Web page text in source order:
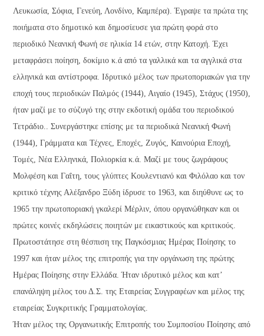
Λευκωσία, Σόφια, Γενεύη, Λονδίνο, Καμπέρα). Έγραψε τα πρώτα της
ποιήματα στο δημοτικό και δημοσίευσε για πρώτη φορά στο
περιοδικό Νεανική Φωνή σε ηλικία 14 ετών, στην Κατοχή. Έχει
μεταφράσει ποίηση, δοκίμιο κ.ά από τα γαλλικά και τα αγγλικά στα
ελληνικά και αντίστροφα. Ιδρυτικό μέλος των πρωτοποριακών για την
εποχή τους περιοδικών Παλμός (1944), Αιγαίο (1945), Στάχυς (1950),
ήταν μαζί με το σύζυγό της στην εκδοτική ομάδα του περιοδικού
Τετράδιο.. Συνεργάστηκε επίσης με τα περιοδικά Νεανική Φωνή
(1944), Γράμματα και Τέχνες, Εποχές, Ζυγός, Καινούρια Εποχή,
Τομές, Νέα Ελληνικά, Πολιορκία κ.ά. Μαζί με τους ζωγράφους
Μολφέση και Γαΐτη, τους γλύπτες Κουλεντιανό και Φιλόλαο και τον
κριτικό τέχνης Αλέξανδρο Ξύδη ίδρυσε το 1963, και διηύθυνε ως το
1965 την πρωτοποριακή γκαλερί Μέρλιν, όπου οργανώθηκαν και οι
πρώτες κοινές εκδηλώσεις ποιητών με εικαστικούς και κριτικούς.
Πρωτοστάτησε στη θέσπιση της Παγκόσμιας Ημέρας Ποίησης το
1997 και ήταν μέλος της επιτροπής για την οργάνωση της πρώτης
Ημέρας Ποίησης στην Ελλάδα. Ήταν ιδρυτικό μέλος και κατ’
επανάληψη μέλος του Δ.Σ. της Εταιρείας Συγγραφέων και μέλος της
εταιρείας Συγκριτικής Γραμματολογίας.
Ήταν μέλος της Οργανωτικής Επιτροπής του Συμποσίου Ποίησης από